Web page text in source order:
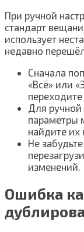
При ручной
стандарт
использует
недавно
Сначала
«Всё» или
переходите
Для ручной
параметры
найдите их
Не
изменений.
Ошибка